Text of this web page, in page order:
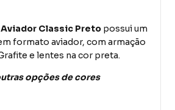
Classic Preto possui um
formato aviador, com armação
e lentes na cor preta.
opções de cores